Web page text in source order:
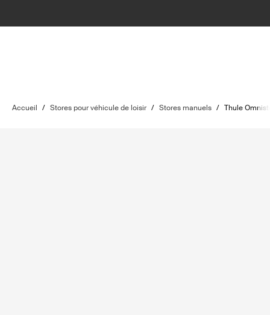
Accueil / Stores pour véhicule de loisir / Stores manuels / Thule